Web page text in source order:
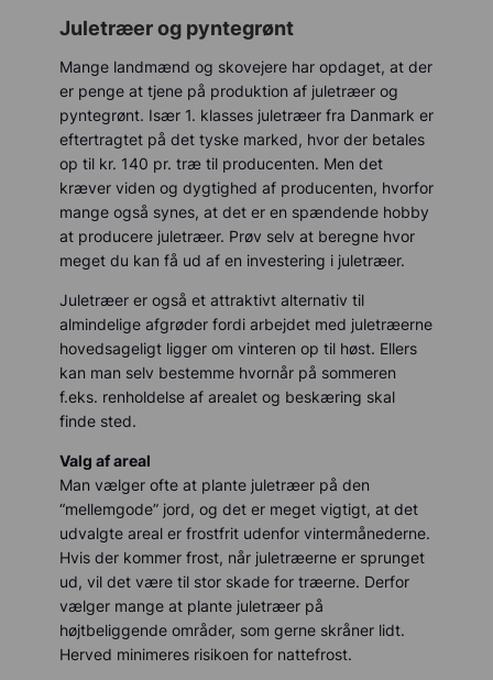
Juletræer og pyntegrønt
Mange landmænd og skovejere har opdaget, at der
er penge at tjene på produktion af juletræer og
pyntegrønt. Især 1. klasses juletræer fra Danmark er
eftertragtet på det tyske marked, hvor der betales
op til kr. 140 pr. træ til producenten. Men det
kræver viden og dygtighed af producenten, hvorfor
mange også synes, at det er en spændende hobby
at producere juletræer. Prøv selv at beregne hvor
meget du kan få ud af en investering i juletræer.
Juletræer er også et attraktivt alternativ til
almindelige afgrøder fordi arbejdet med juletræerne
hovedsageligt ligger om vinteren op til høst. Ellers
kan man selv bestemme hvornår på sommeren
f.eks. renholdelse af arealet og beskæring skal
finde sted.
Valg af areal
Man vælger ofte at plante juletræer på den
“mellemgode” jord, og det er meget vigtigt, at det
udvalgte areal er frostfrit udenfor vintermånederne.
Hvis der kommer frost, når juletræerne er sprunget
ud, vil det være til stor skade for træerne. Derfor
vælger mange at plante juletræer på
højtbeliggende områder, som gerne skråner lidt.
Herved minimeres risikoen for nattefrost.